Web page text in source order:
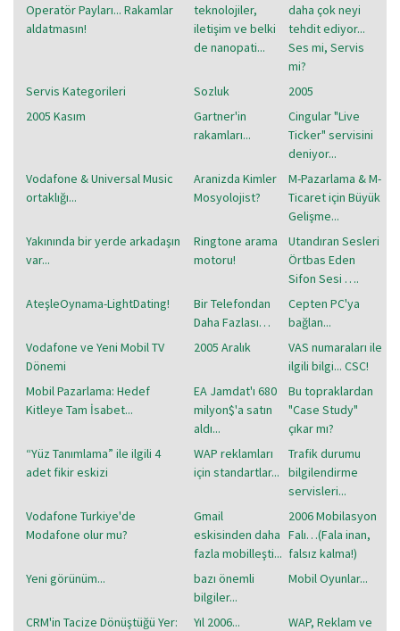
Operatör Payları... Rakamlar
aldatmasın!
teknolojiler,
iletişim ve belki
de nanopati...
daha çok neyi
tehdit ediyor...
Ses mi, Servis
mi?
Servis Kategorileri
Sozluk
2005
2005 Kasım
Gartner'in
rakamları...
Cingular "Live
Ticker" servisini
deniyor...
Vodafone & Universal Music
ortaklığı...
Aranizda Kimler
Mosyolojist?
M-Pazarlama & M-
Ticaret için Büyük
Gelişme...
Yakınında bir yerde arkadaşın
var...
Ringtone arama
motoru!
Utandıran Sesleri
Örtbas Eden
Sifon Sesi ….
AteşleOynama-LightDating!
Bir Telefondan
Daha Fazlası…
Cepten PC'ya
bağlan...
Vodafone ve Yeni Mobil TV
Dönemi
2005 Aralık
VAS numaraları ile
ilgili bilgi... CSC!
Mobil Pazarlama: Hedef
Kitleye Tam İsabet...
EA Jamdat'ı 680
milyon$'a satın
aldı...
Bu topraklardan
"Case Study"
çıkar mı?
“Yüz Tanımlama” ile ilgili 4
adet fikir eskizi
WAP reklamları
için standartlar...
Trafik durumu
bilgilendirme
servisleri...
Vodafone Turkiye'de
Modafone olur mu?
Gmail
eskisinden daha
fazla mobilleşti...
2006 Mobilasyon
Falı…(Fala inan,
falsız kalma!)
Yeni görünüm...
bazı önemli
bilgiler...
Mobil Oyunlar...
CRM'in Tacize Dönüştüğü Yer:
Yıl 2006...
WAP, Reklam ve